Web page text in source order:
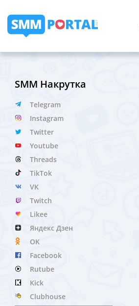
SMM Накрутка
Telegram
Instagram
Twitter
Youtube
Threads
TikTok
VK
Twitch
Likee
Яндекс Дзен
OK
Facebook
Rutube
Kick
Clubhouse